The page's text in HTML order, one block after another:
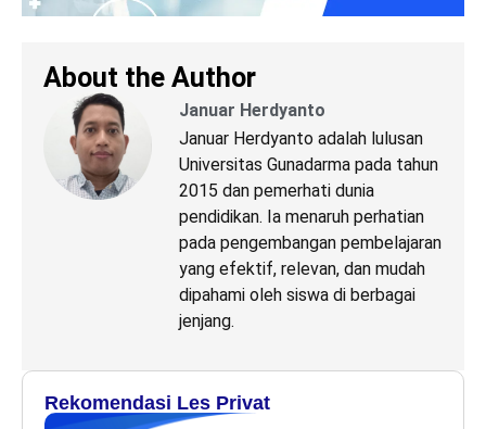
About the Author
Januar Herdyanto
Januar Herdyanto adalah lulusan
Universitas Gunadarma pada tahun
2015 dan pemerhati dunia
pendidikan. Ia menaruh perhatian
pada pengembangan pembelajaran
yang efektif, relevan, dan mudah
dipahami oleh siswa di berbagai
jenjang.
Rekomendasi Les Privat